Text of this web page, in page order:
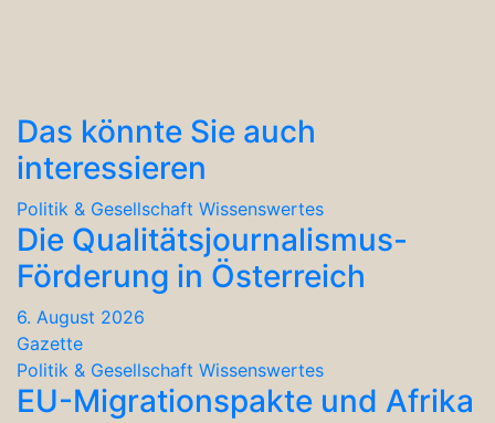
Das könnte Sie auch
interessieren
Politik & Gesellschaft Wissenswertes
Die Qualitätsjournalismus-
Förderung in Österreich
6. August 2026
Gazette
Politik & Gesellschaft Wissenswertes
EU-Migrationspakte und Afrika